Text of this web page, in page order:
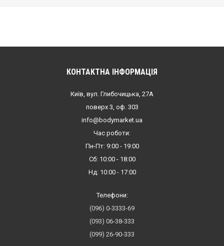
КОНТАКТНА ІНФОРМАЦІЯ
Київ, вул. Глибочицька, 27А
поверх 3, оф. 303
info@bodymarket.ua
Час роботи:
Пн-Пт: 9:00 - 19:00
Сб: 10:00 - 18:00
Нд: 10:00 - 17:00
Телефони:
(096) 0-3333-69
(093) 06-38-333
(099) 26-90-333